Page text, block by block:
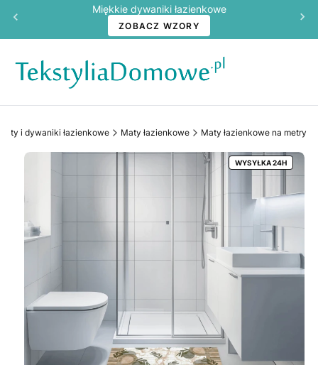
Miękkie dywaniki łazienkowe
ZOBACZ WZORY
i dywaniki łazienkowe Maty łazienkowe Maty łazienkowe na metry
WYSYŁKA 24H